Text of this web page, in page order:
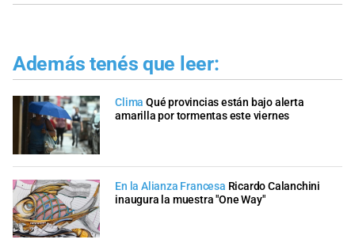
Además tenés que leer:
Clima Qué provincias están bajo alerta
amarilla por tormentas este viernes
En la Alianza Francesa Ricardo Calanchini
inaugura la muestra "One Way"